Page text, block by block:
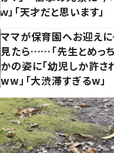
ｗ」「天才だと思います」
ママが保育園へお迎え
見たら……「先生とめっち
かの姿に「幼児しか許さ
ww」「大渋滞すぎるw」